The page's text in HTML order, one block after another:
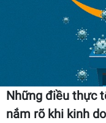
Những điều thực
nắm rõ khi kinh